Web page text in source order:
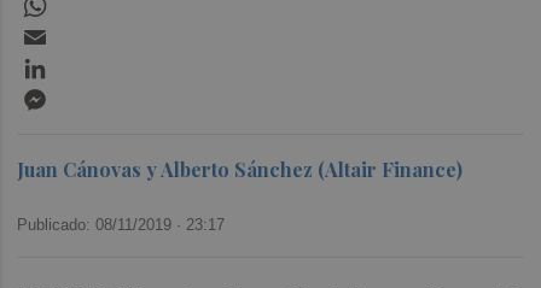
Juan Cánovas y Alberto Sánchez (Altair Finance)
Publicado: 08/11/2019 · 23:17